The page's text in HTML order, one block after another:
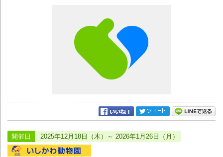
開催日 2025年12月18日（木）～ 2026年1月26日（月）